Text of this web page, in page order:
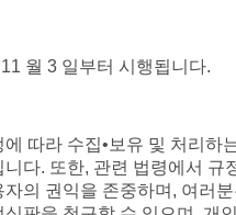
월 3 일부터 시행됩니다.
따라 수집•보유 및 처리
다. 또한, 관련 법령에서
의 권익을 존중하며, 여러